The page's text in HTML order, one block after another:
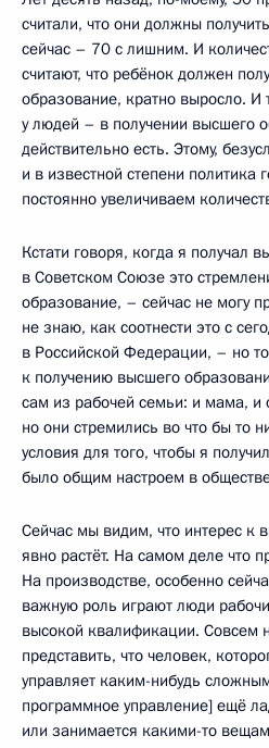
считали, что они должны
сейчас – 70 с лишним. И
считают, что ребёнок должен
образование, кратно выросло. И
у людей – в получении высшего
действительно есть. Этому,
и в известной степени политика
постоянно увеличиваем
Кстати говоря, когда я получал
в Советском Союзе это
образование, – сейчас не могу
не знаю, как соотнести это с
в Российской Федерации, – но
к получению высшего
сам из рабочей семьи: и мама, и
но они стремились во что бы то
условия для того, чтобы я
было общим настроем в
Сейчас мы видим, что интерес к
явно растёт. На самом деле что
На производстве, особенно
важную роль играют люди
высокой квалификации. Совсем
представить, что человек,
управляет каким-нибудь
программное управление] ещё
или занимается какими-то